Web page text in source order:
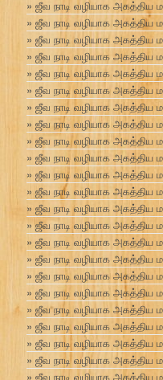
ஜீவ நாடி வழியாக அகத்திய
ஜீவ நாடி வழியாக அகத்திய
ஜீவ நாடி வழியாக அகத்திய
ஜீவ நாடி வழியாக அகத்திய
ஜீவ நாடி வழியாக அகத்திய
ஜீவ நாடி வழியாக அகத்திய
ஜீவ நாடி வழியாக அகத்திய
ஜீவ நாடி வழியாக அகத்திய
ஜீவ நாடி வழியாக அகத்திய
ஜீவ நாடி வழியாக அகத்திய
ஜீவ நாடி வழியாக அகத்திய
ஜீவ நாடி வழியாக அகத்திய
ஜீவ நாடி வழியாக அகத்திய
ஜீவ நாடி வழியாக அகத்திய
ஜீவ நாடி வழியாக அகத்திய
ஜீவ நாடி வழியாக அகத்திய
ஜீவ நாடி வழியாக அகத்திய
ஜீவ நாடி வழியாக அகத்திய
ஜீவ நாடி வழியாக அகத்திய
ஜீவ நாடி வழியாக அகத்திய
ஜீவ நாடி வழியாக அகத்திய
ஜீவ நாடி வழியாக அகத்திய
ஜீவ நாடி வழியாக அகத்திய